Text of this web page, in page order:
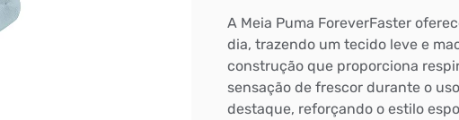
A Meia Puma ForeverFaster
dia, trazendo um tecido leve e
construção que proporciona
sensação de frescor durante o
destaque, reforçando o estilo